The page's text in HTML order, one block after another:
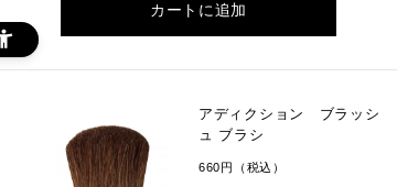
カートに追加
アディクション ブラッシ
ュ ブラシ
660円（税込）